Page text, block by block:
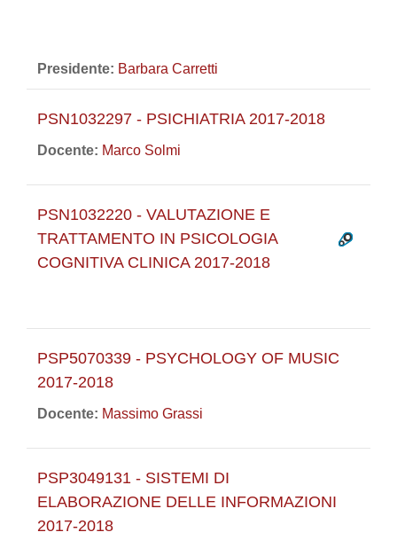
Presidente: Barbara Carretti
PSN1032297 - PSICHIATRIA 2017-2018
Docente: Marco Solmi
PSN1032220 - VALUTAZIONE E
TRATTAMENTO IN PSICOLOGIA
COGNITIVA CLINICA 2017-2018
PSP5070339 - PSYCHOLOGY OF MUSIC
2017-2018
Docente: Massimo Grassi
PSP3049131 - SISTEMI DI
ELABORAZIONE DELLE INFORMAZIONI
2017-2018